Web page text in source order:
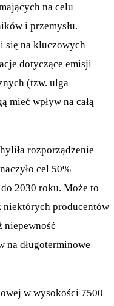
na celu
i przemysłu.
się na kluczowych
dotyczące emisji
(tzw. ulga
mieć wpływ na całą
rozporządzenie
cel 50%
2030 roku. Może to
niektórych producentów
niepewność
na długoterminowe
w wysokości 7500